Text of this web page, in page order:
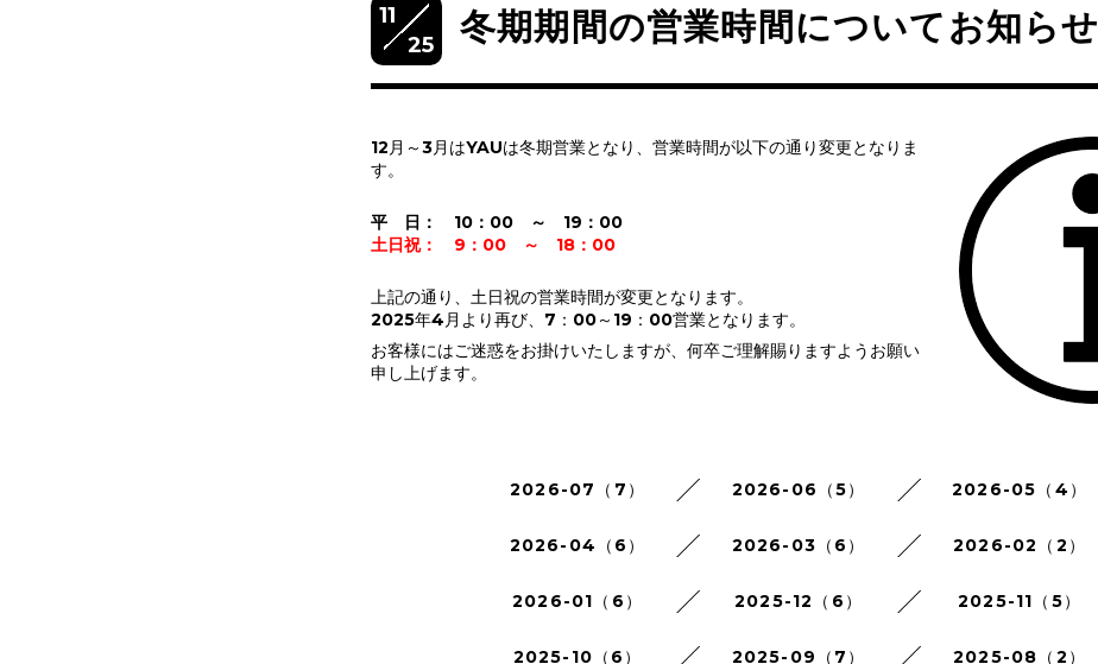
11
25
冬期期間の営業時間についてお知らせ
12月～3月はYAUは冬期営業となり、営業時間が以下の通り変更となりま
す。
平 日： 10：00 ～ 19：00
土日祝： 9：00 ～ 18：00
上記の通り、土日祝の営業時間が変更となります。
2025年4月より再び、7：00～19：00営業となります。
お客様にはご迷惑をお掛けいたしますが、何卒ご理解賜りますようお願い
申し上げます。
2026-07（7） 2026-06（5） 2026-05（4）
2026-04（6） 2026-03（6） 2026-02（2）
2026-01（6） 2025-12（6） 2025-11（5）
2025-10（6） 2025-09（7） 2025-08（2）